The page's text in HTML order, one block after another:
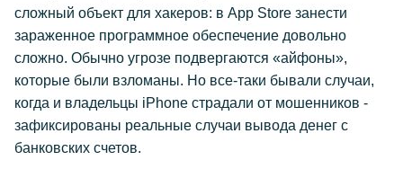
сложный объект для хакеров: в App Store занести
зараженное программное обеспечение довольно
сложно. Обычно угрозе подвергаются «айфоны»,
которые были взломаны. Но все-таки бывали случаи,
когда и владельцы iPhone страдали от мошенников -
зафиксированы реальные случаи вывода денег с
банковских счетов.